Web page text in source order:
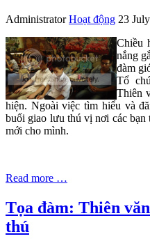
Administrator Hoạt động 23
Chiều
nắng
đàm
Tổ
Thiên
hiện. Ngoài việc tìm hiểu và
buổi giao lưu thú vị nơi các
mới cho mình.
Read more …
Tọa đàm: Thiên
thú